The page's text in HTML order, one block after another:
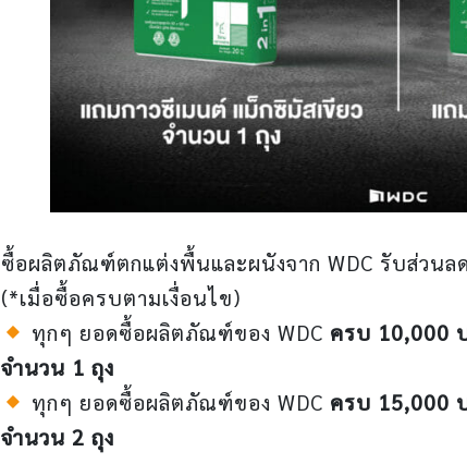
ซื้อผลิตภัณฑ์ตกแต่งพื้นและผนังจาก WDC รับส่วนล
(*เมื่อซื้อครบตามเงื่อนไข)
ทุกๆ ยอดซื้อผลิตภัณฑ์ของ WDC ครบ 10,000
จำนวน 1 ถุง
ทุกๆ ยอดซื้อผลิตภัณฑ์ของ WDC ครบ 15,000
จำนวน 2 ถุง